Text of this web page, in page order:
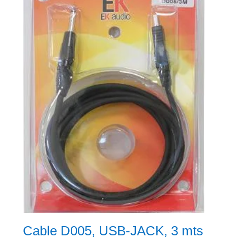
Cable D005, USB-JACK, 3 mts